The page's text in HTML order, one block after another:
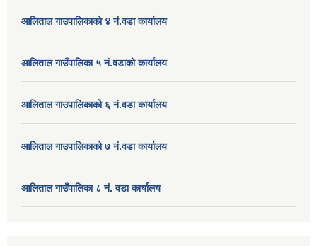
आलिताल गाउपालिकाको ४ नं.वडा कार्यालय
आलिताल गाउँपालिका ५ नं.वडाको कार्यालय
आलिताल गाउपालिकाको ६ नं.वडा कार्यालय
आलिताल गाउपालिकाको ७ नं.वडा कार्यालय
आलिताल गाउँपालिका ८ नं. वडा कार्यालय